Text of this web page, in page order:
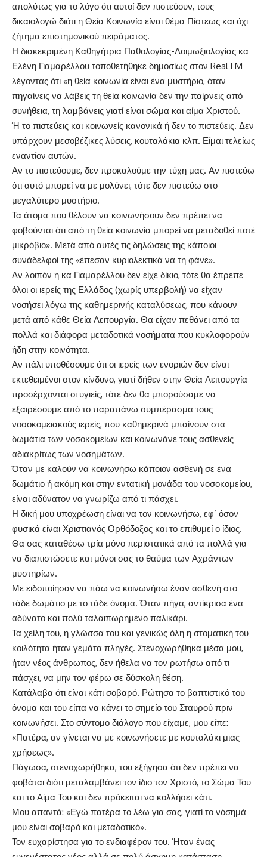
απολύτως για το λόγο ότι αυτοί δεν πιστεύουν, τους
δικαιολογώ διότι η Θεία Κοινωνία είναι θέμα Πίστεως και όχι
ζήτημα επιστημονικού πειράματος.
Η διακεκριμένη Καθηγήτρια Παθολογίας-Λοιμωξιολογίας κα
Ελένη Γιαμαρέλλου τοποθετήθηκε δημοσίως στον Real FM
λέγοντας ότι «η θεία κοινωνία είναι ένα μυστήριο, όταν
πηγαίνεις να λάβεις τη θεία κοινωνία δεν την παίρνεις από
συνήθεια, τη λαμβάνεις γιατί είναι σώμα και αίμα Χριστού.
Ή το πιστεύεις και κοινωνείς κανονικά ή δεν το πιστεύεις. Δεν
υπάρχουν μεσοβέζικες λύσεις, κουταλάκια κλπ. Είμαι τελείως
εναντίον αυτών.
Αν το πιστεύουμε, δεν προκαλούμε την τύχη μας. Αν πιστεύω
ότι αυτό μπορεί να με μολύνει, τότε δεν πιστεύω στο
μεγαλύτερο μυστήριο.
Τα άτομα που θέλουν να κοινωνήσουν δεν πρέπει να
φοβούνται ότι από τη θεία κοινωνία μπορεί να μεταδοθεί ποτέ
μικρόβιο». Μετά από αυτές τις δηλώσεις της κάποιοι
συνάδελφοί της «έπεσαν κυριολεκτικά να τη φάνε».
Αν λοιπόν η κα Γιαμαρέλλου δεν είχε δίκιο, τότε θα έπρεπε
όλοι οι ιερείς της Ελλάδος (χωρίς υπερβολή) να είχαν
νοσήσει λόγω της καθημερινής καταλύσεως, που κάνουν
μετά από κάθε Θεία Λειτουργία. Θα είχαν πεθάνει από τα
πολλά και διάφορα μεταδοτικά νοσήματα που κυκλοφορούν
ήδη στην κοινότητα.
Αν πάλι υποθέσουμε ότι οι ιερείς των ενοριών δεν είναι
εκτεθειμένοι στον κίνδυνο, γιατί δήθεν στην Θεία Λειτουργία
προσέρχονται οι υγιείς, τότε δεν θα μπορούσαμε να
εξαιρέσουμε από το παραπάνω συμπέρασμα τους
νοσοκομειακούς ιερείς, που καθημερινά μπαίνουν στα
δωμάτια των νοσοκομείων και κοινωνάνε τους ασθενείς
αδιακρίτως των νοσημάτων.
Όταν με καλούν να κοινωνήσω κάποιον ασθενή σε ένα
δωμάτιο ή ακόμη και στην εντατική μονάδα του νοσοκομείου,
είναι αδύνατον να γνωρίζω από τι πάσχει.
Η δική μου υποχρέωση είναι να τον κοινωνήσω, εφ’ όσον
φυσικά είναι Χριστιανός Ορθόδοξος και το επιθυμεί ο ίδιος.
Θα σας καταθέσω τρία μόνο περιστατικά από τα πολλά για
να διαπιστώσετε και μόνοι σας το θαύμα των Αχράντων
μυστηρίων.
Με ειδοποίησαν να πάω να κοινωνήσω έναν ασθενή στο
τάδε δωμάτιο με το τάδε όνομα. Όταν πήγα, αντίκρισα ένα
αδύνατο και πολύ ταλαιπωρημένο παλικάρι.
Τα χείλη του, η γλώσσα του και γενικώς όλη η στοματική του
κοιλότητα ήταν γεμάτα πληγές. Στενοχωρήθηκα μέσα μου,
ήταν νέος άνθρωπος, δεν ήθελα να τον ρωτήσω από τι
πάσχει, να μην τον φέρω σε δύσκολη θέση.
Κατάλαβα ότι είναι κάτι σοβαρό. Ρώτησα το βαπτιστικό του
όνομα και του είπα να κάνει το σημείο του Σταυρού πριν
κοινωνήσει. Στο σύντομο διάλογο που είχαμε, μου είπε:
«Πατέρα, αν γίνεται να με κοινωνήσετε με κουταλάκι μιας
χρήσεως».
Πάγωσα, στενοχωρήθηκα, του εξήγησα ότι δεν πρέπει να
φοβάται διότι μεταλαμβάνει τον ίδιο τον Χριστό, το Σώμα Του
και το Αίμα Του και δεν πρόκειται να κολλήσει κάτι.
Μου απαντά: «Εγώ πατέρα το λέω για σας, γιατί το νόσημά
μου είναι σοβαρό και μεταδοτικό».
Τον ευχαρίστησα για το ενδιαφέρον του. Ήταν ένας